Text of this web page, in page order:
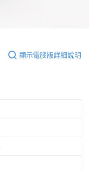
顯示電腦版詳細說明